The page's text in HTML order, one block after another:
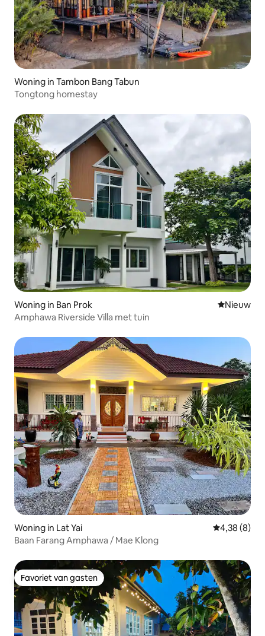
Woning in Tambon Bang Tabun
Tongtong homestay
Woning in Ban Prok Nieuwe
Nieuw
Amphawa Riverside Villa met tuin
Woning in Lat Yai Gemiddelde
4,38 (8)
Baan Farang Amphawa / Mae Klong
Favoriet van gasten
Favoriet van gasten